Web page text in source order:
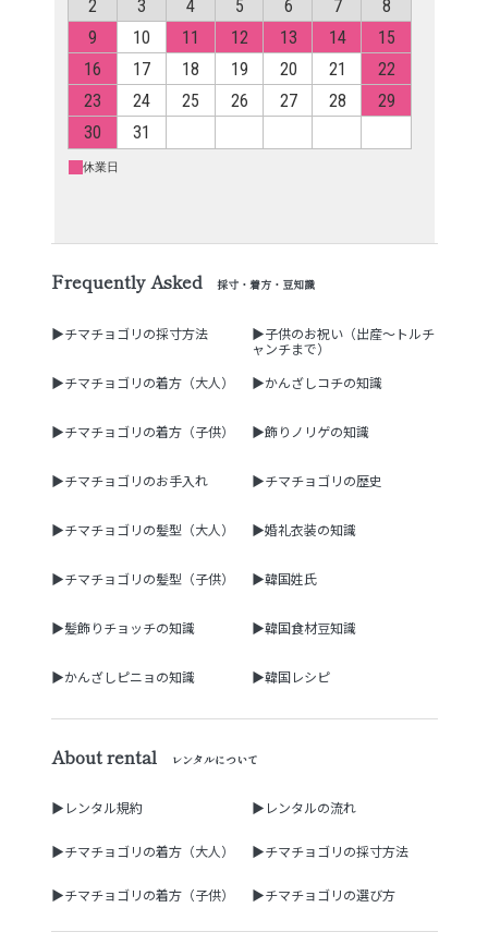
Frequently Asked 採寸・着方・豆知識
▶チマチョゴリの採寸方法
▶子供のお祝い（出産～トルチ
ャンチまで）
▶チマチョゴリの着方（大人）
▶かんざしコチの知識
▶チマチョゴリの着方（子供） ▶飾りノリゲの知識
▶チマチョゴリのお手入れ ▶チマチョゴリの歴史
▶チマチョゴリの髪型（大人） ▶婚礼衣装の知識
▶チマチョゴリの髪型（子供） ▶韓国姓氏
▶髪飾りチョッチの知識 ▶韓国食材豆知識
▶かんざしピニョの知識 ▶韓国レシピ
About rental レンタルについて
▶レンタル規約 ▶レンタルの流れ
▶チマチョゴリの着方（大人） ▶チマチョゴリの採寸方法
▶チマチョゴリの着方（子供） ▶チマチョゴリの選び方